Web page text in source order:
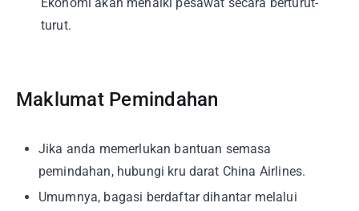
turut.
Maklumat Pemindahan
Jika anda memerlukan bantuan semasa
pemindahan, hubungi kru darat China Airlines.
Umumnya, bagasi berdaftar dihantar melalui